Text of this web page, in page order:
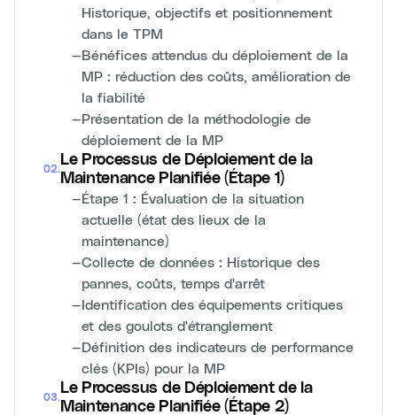
Historique, objectifs et positionnement
dans le TPM
—Bénéfices attendus du déploiement de la
MP : réduction des coûts, amélioration de
la fiabilité
—Présentation de la méthodologie de
déploiement de la MP
02.
Le Processus de Déploiement de la
Maintenance Planifiée (Étape 1)
—Étape 1 : Évaluation de la situation
actuelle (état des lieux de la
maintenance)
—Collecte de données : Historique des
pannes, coûts, temps d'arrêt
—Identification des équipements critiques
et des goulots d'étranglement
—Définition des indicateurs de performance
clés (KPIs) pour la MP
03.
Le Processus de Déploiement de la
Maintenance Planifiée (Étape 2)